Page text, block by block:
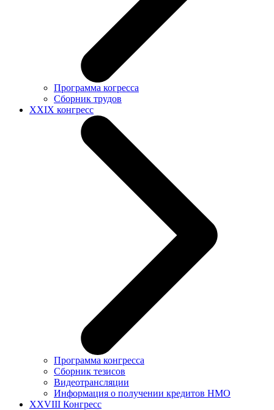
Программа когресса
Сборник трудов
XXIX конгресс
Программа конгресса
Сборник тезисов
Видеотрансляции
Информация о получении кредитов НМО
XXVIII Конгресс